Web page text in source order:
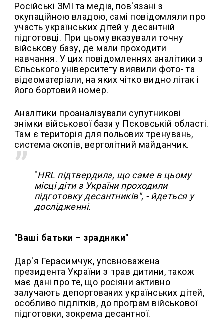
Російські ЗМІ та медіа, пов'язані з
окупаційною владою, самі повідомляли про
участь українських дітей у десантній
підготовці. При цьому вказували точну
військову базу, де мали проходити
навчання. У цих повідомленнях аналітики з
Єльського університету виявили фото- та
відеоматеріали, на яких чітко видно літак і
його бортовий номер.
Аналітики проаналізували супутникові
знімки військової бази у Псковській області.
Там є територія для польових тренувань,
система окопів, вертолітний майданчик.
"HRL підтвердила, що саме в цьому
місці діти з України проходили
підготовку десантників", - йдеться у
дослідженні.
"Ваші батьки – зрадники"
Дар'я Герасимчук, уповноважена
президента України з прав дитини, також
має дані про те, що росіяни активно
залучають депортованих українських дітей,
особливо підлітків, до програм військової
підготовки, зокрема десантної.